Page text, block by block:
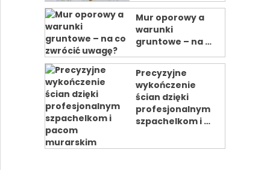
Mur oporowy a
warunki
gruntowe – na …
Precyzyjne
wykończenie
ścian dzięki
profesjonalnym
szpachelkom i …